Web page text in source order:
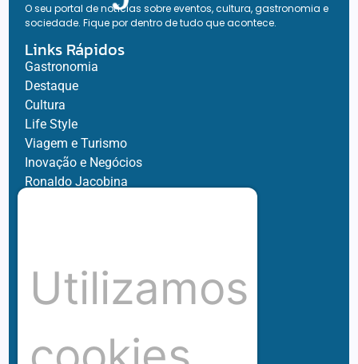
O seu portal de notícias sobre eventos, cultura, gastronomia e
sociedade. Fique por dentro de tudo que acontece.
Links Rápidos
Gastronomia
Destaque
Cultura
Life Style
Viagem e Turismo
Inovação e Negócios
Ronaldo Jacobina
Hubnexxo
Tidelli
Redes
Utilizamos